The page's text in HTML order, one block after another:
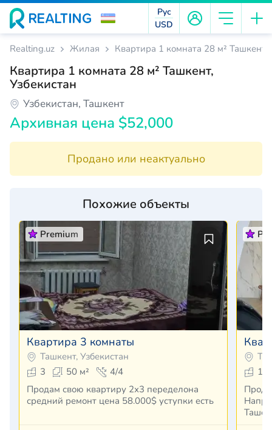
Рус
USD
Realting.uz Жилая Квартира 1 комната 28 м² Ташкент,
Квартира 1 комната 28 м² Ташкент,
Узбекистан
Узбекистан, Ташкент
Архивная цена $52,000
Продано или неактуально
Похожие объекты
Premium
Квартира 3 комнаты
Ташкент, Узбекистан
3
50 м²
4/4
Продам свою квартиру 2х3 переделона
средний ремонт цена 58.000$ уступки есть
1